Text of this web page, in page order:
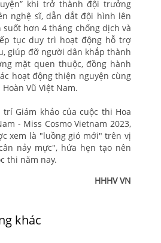
khi trở thành đội trưởng
nghệ sĩ, dẫn dắt đội hình lên
hơn 4 tháng chống dịch và
tục duy trì hoạt động hỗ trợ
giúp đỡ người dân khắp thành
mặt quen thuộc, đồng hành
hoạt động thiện nguyện cùng
Hoàn Vũ Việt Nam.
Giám khảo của cuộc thi Hoa
- Miss Cosmo Vietnam 2023,
xem là "luồng gió mới" trên vị
nảy mực", hứa hẹn tạo nên
thi năm nay.
HHHV VN
khác